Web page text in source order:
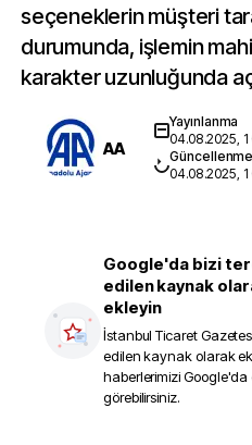
seçeneklerin müşteri
durumunda, işlemin
karakter uzunluğunda
AA
Yayınlanma
04.08.2025,
Güncellenme
04.08.2025,
Google'da bizi
edilen kaynak
ekleyin
İstanbul Ticaret
edilen kaynak olarak
haberlerimizi Google'da
görebilirsiniz.